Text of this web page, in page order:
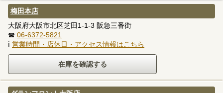
梅田本店
大阪府大阪市北区芝田1-1-3 阪急三番街
☎ 06-6372-5821
ℹ 営業時間・店休日・アクセス情報はこちら